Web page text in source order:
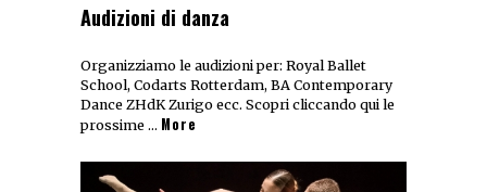
Audizioni di danza
Organizziamo le audizioni per: Royal Ballet
School, Codarts Rotterdam, BA Contemporary
Dance ZHdK Zurigo ecc. Scopri cliccando qui le
prossime … More